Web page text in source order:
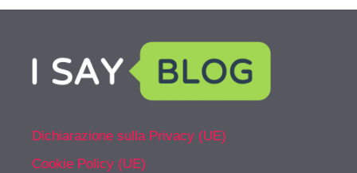
Dichiarazione sulla Privacy (UE)
Cookie Policy (UE)